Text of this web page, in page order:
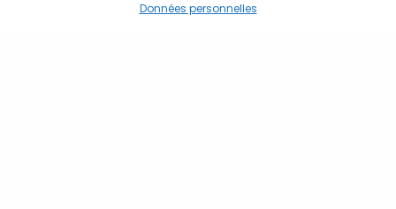
Données personnelles